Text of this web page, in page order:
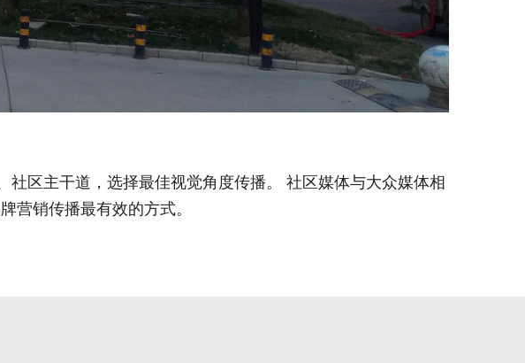
区主干道，选择最佳视觉角度传播。 社区媒体与大众媒体相
营销传播最有效的方式。